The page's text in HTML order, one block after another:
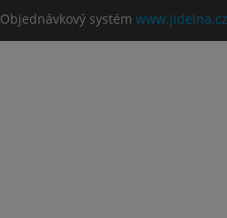
Objednávkový systém www.jidelna.cz